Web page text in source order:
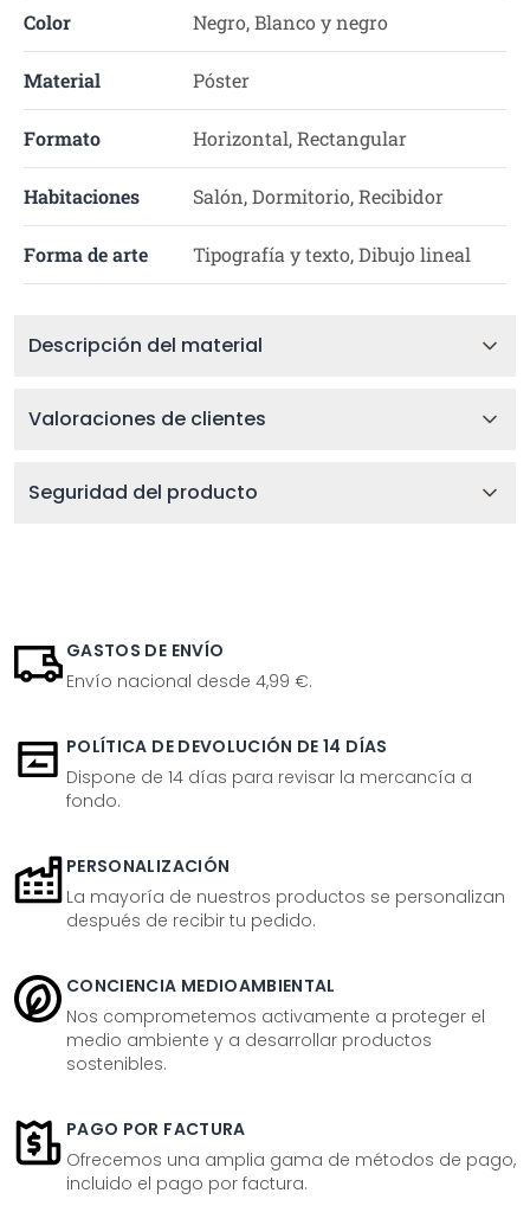
Color Negro, Blanco y negro
Material Póster
Formato Horizontal, Rectangular
Habitaciones Salón, Dormitorio, Recibidor
Forma de arte Tipografía y texto, Dibujo lineal
Descripción del material
Valoraciones de clientes
Seguridad del producto
GASTOS DE ENVÍO
Envío nacional desde 4,99 €.
POLÍTICA DE DEVOLUCIÓN DE 14 DÍAS
Dispone de 14 días para revisar la mercancía a
fondo.
PERSONALIZACIÓN
La mayoría de nuestros productos se personalizan
después de recibir tu pedido.
CONCIENCIA MEDIOAMBIENTAL
Nos comprometemos activamente a proteger el
medio ambiente y a desarrollar productos
sostenibles.
PAGO POR FACTURA
Ofrecemos una amplia gama de métodos de pago,
incluido el pago por factura.